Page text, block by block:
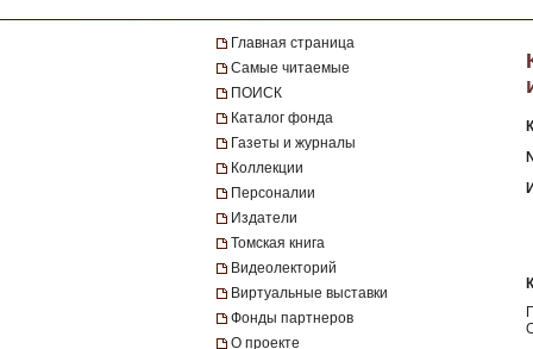
Главная страница
Самые читаемые
ПОИСК
Каталог фонда
Газеты и журналы
Коллекции
Персоналии
Издатели
Томская книга
Видеолекторий
Виртуальные выставки
Фонды партнеров
О проекте